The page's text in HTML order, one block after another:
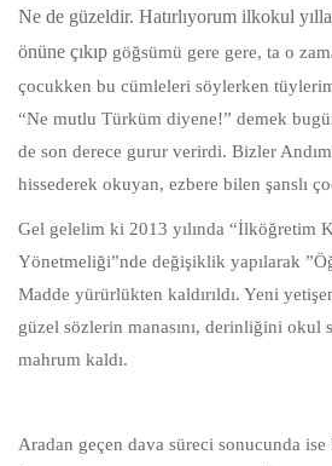
Ne de güzeldir. Hatırlıyorum ilkokul
önüne çıkıp göğsümü gere gere, ta o
çocukken bu cümleleri söylerken
“Ne mutlu Türküm diyene!” demek
de son derece gurur verirdi. Bizler
hissederek okuyan, ezbere bilen şanslı
Gel gelelim ki 2013 yılında “İlköğretim
Yönetmeliği”nde değişiklik yapılarak
Madde yürürlükten kaldırıldı. Yeni
güzel sözlerin manasını, derinliğini okul
mahrum kaldı.
Aradan geçen dava süreci sonucunda ise